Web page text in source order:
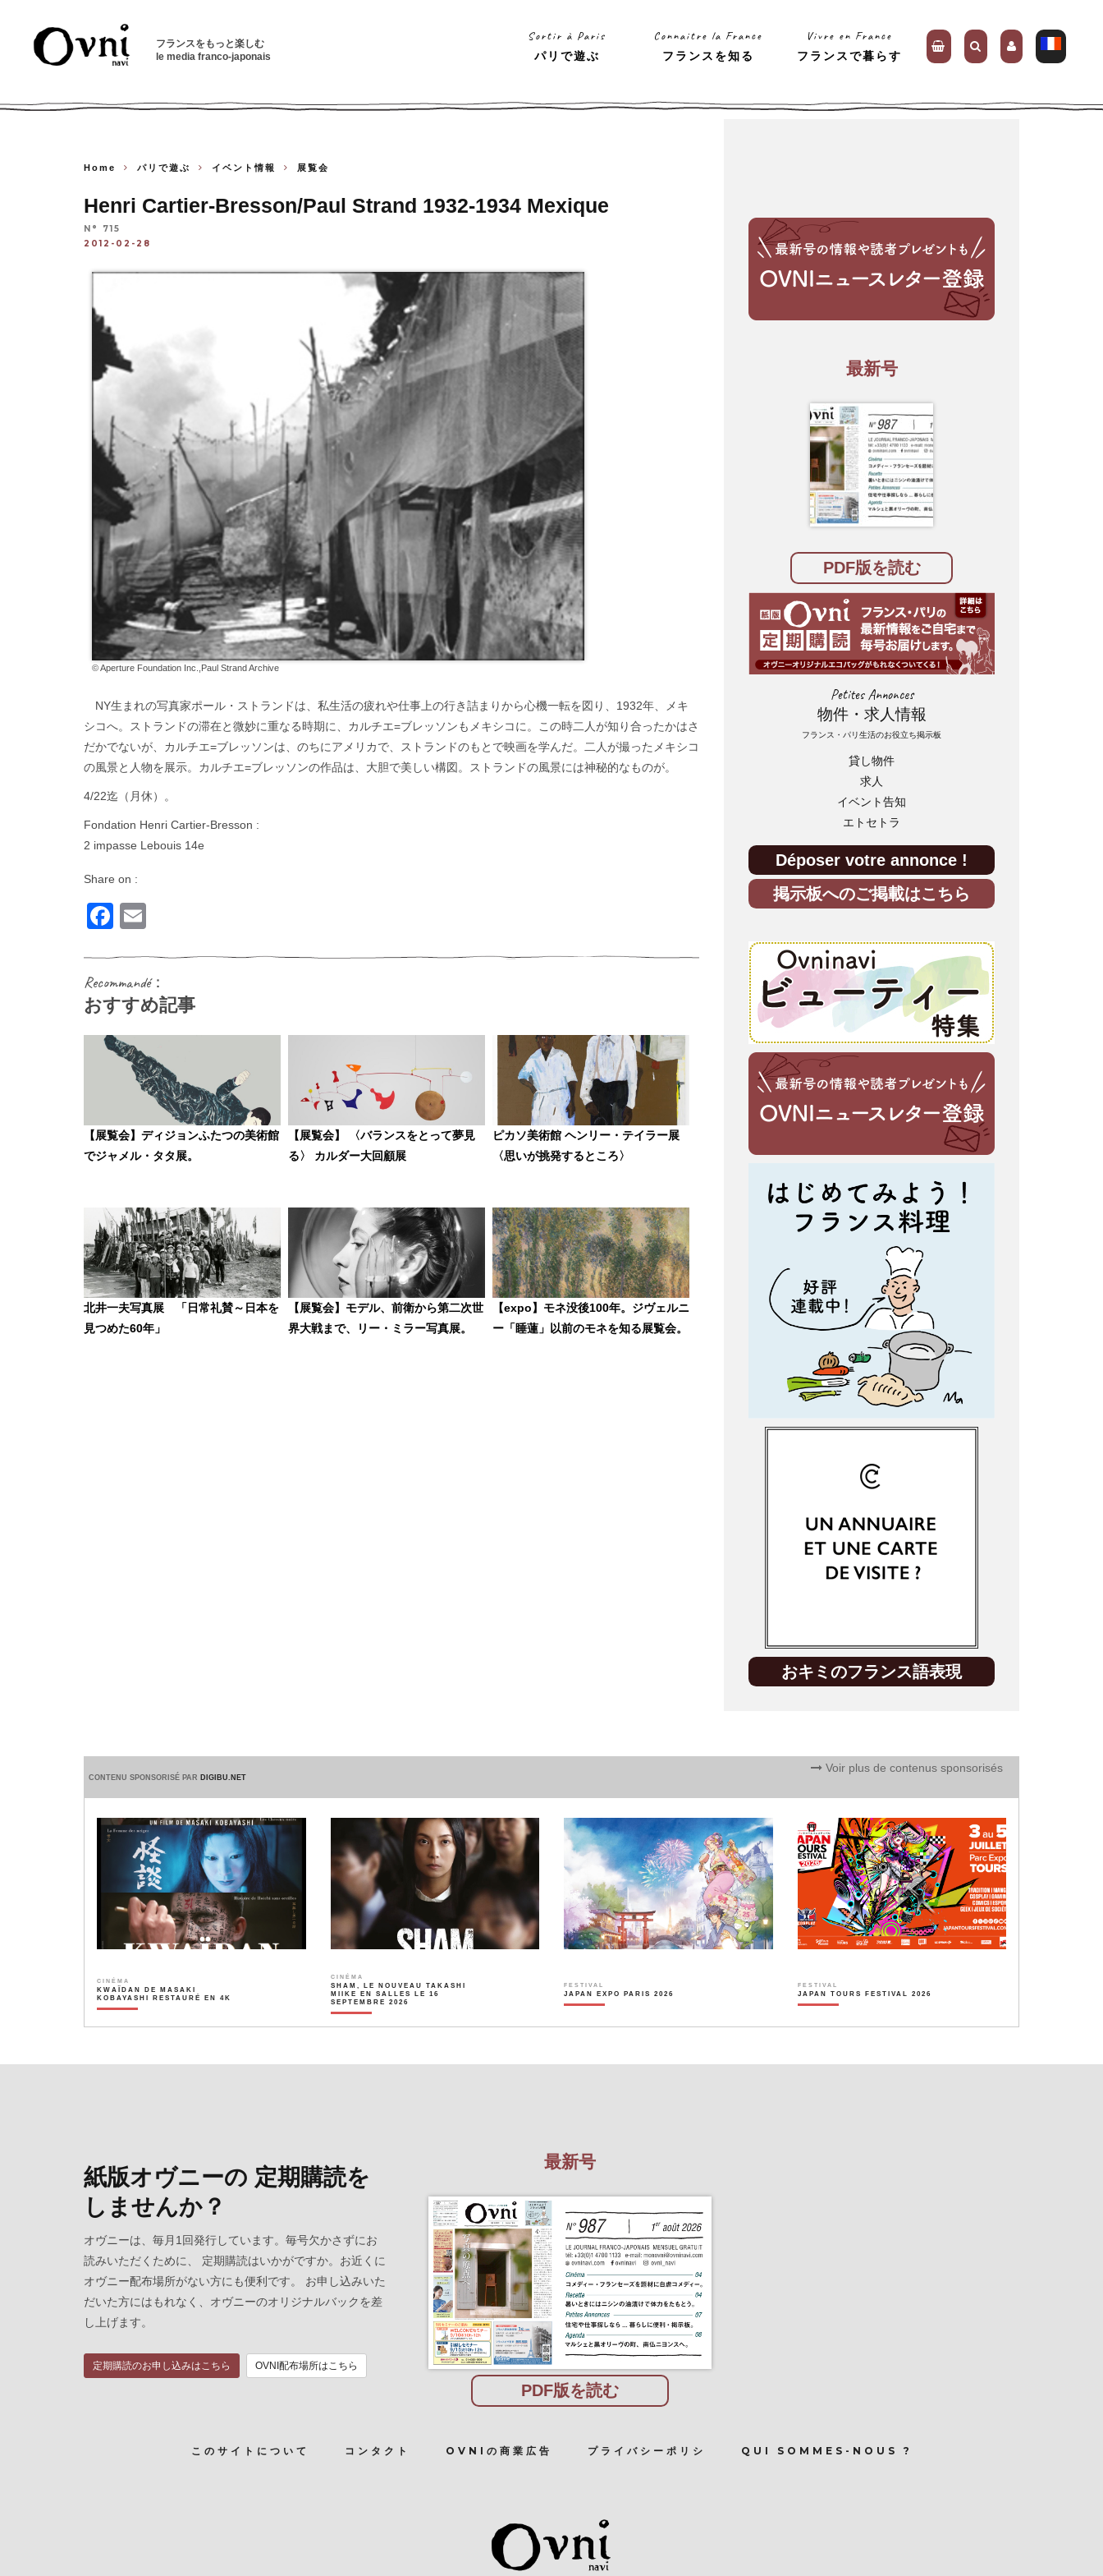
フランスをもっと楽しむ
le media franco-japonais
Sortir à Paris
パリで遊ぶ
Connaitre la France
フランスを知る
Vivre en France
フランスで暮らす
Home パリで遊ぶ イベント情報 展覧会
Henri Cartier-Bresson/Paul Strand 1932-1934 Mexique
N° 715
2012-02-28
© Aperture Foundation Inc.,Paul Strand Archive
NY生まれの写真家ポール・ストランドは、私生活の疲れや仕事上の行き詰まりから心機一転を図り、1932年、メキ
シコへ。ストランドの滞在と微妙に重なる時期に、カルチエ=ブレッソンもメキシコに。この時二人が知り合ったかはさ
だかでないが、カルチエ=ブレッソンは、のちにアメリカで、ストランドのもとで映画を学んだ。二人が撮ったメキシコ
の風景と人物を展示。カルチエ=ブレッソンの作品は、大胆で美しい構図。ストランドの風景には神秘的なものが。
4/22迄（月休）。
Fondation Henri Cartier-Bresson :
2 impasse Lebouis 14e
Share on :
Facebook
Recommandé：
おすすめ記事
【展覧会】ディジョンふたつの美術館
でジャメル・タタ展。
【展覧会】 〈バランスをとって夢見
る〉 カルダー大回顧展
ピカソ美術館 ヘンリー・テイラー展
〈思いが挑発するところ〉
北井一夫写真展 「日常礼賛～日本を
見つめた60年」
【展覧会】モデル、前衛から第二次世
界大戦まで、リー・ミラー写真展。
【expo】モネ没後100年。ジヴェルニ
ー「睡蓮」以前のモネを知る展覧会。
最新号
PDF版を読む
Petites Annonces
物件・求人情報
フランス・パリ生活のお役立ち掲示板
貸し物件
求人
イベント告知
エトセトラ
Déposer votre annonce !
掲示板へのご掲載はこちら
おキミのフランス語表現
CONTENU SPONSORISÉ PAR DIGIBU.NET
Voir plus de contenus sponsorisés
CINÉMA
KWAÏDAN DE MASAKI
KOBAYASHI RESTAURÉ EN 4K
CINÉMA
SHAM, LE NOUVEAU TAKASHI
MIIKE EN SALLES LE 16
SEPTEMBRE 2026
FESTIVAL
JAPAN EXPO PARIS 2026
FESTIVAL
JAPAN TOURS FESTIVAL 2026
紙版オヴニーの 定期購読を
しませんか？
オヴニーは、毎月1回発行しています。毎号欠かさずにお
読みいただくために、 定期購読はいかがですか。お近くに
オヴニー配布場所がない方にも便利です。 お申し込みいた
だいた方にはもれなく、オヴニーのオリジナルバックを差
し上げます。
定期購読のお申し込みはこちら OVNI配布場所はこちら
最新号
PDF版を読む
このサイトについて コンタクト OVNIの商業広告 プライバシーポリシ QUI SOMMES-NOUS ?